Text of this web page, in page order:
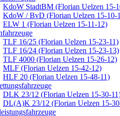
KdoW StadtBM (Florian Uelzen 15-
KdoW / BvD (Florian Uelzen 15-10-
ELW 1 (Florian Uelzen 15-11-12)
TLF 16/25 (Florian Uelzen 15-23-11)
TLF 16/24 (Florian Uelzen 15-23-13)
TLF 4000 (Florian Uelzen 15-26-12)
MLF (Florian Uelzen 15-42-12)
HLF 20 (Florian Uelzen 15-48-11)
DLK 23/12 (Florian Uelzen 15-30-
DL(A)K 23/12 (Florian Uelzen 15-